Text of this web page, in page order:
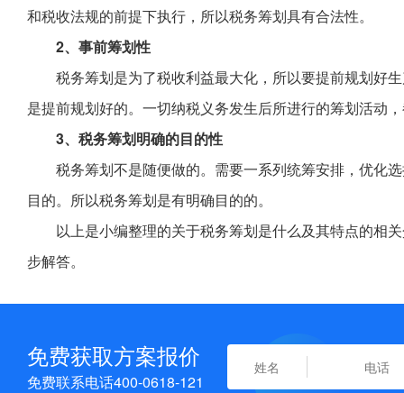
和税收法规的前提下执行，所以税务筹划具有合法性。
2、事前筹划性
税务筹划是为了税收利益最大化，所以要提前规划好
是提前规划好的。一切纳税义务发生后所进行的筹划活动
3、税务筹划明确的目的性
税务筹划不是随便做的。需要一系列统筹安排，优化
目的。所以税务筹划是有明确目的的。
以上是小编整理的关于税务筹划是什么及其特点的相
步解答。
免费获取方案报价
免费联系电话400-0618-121